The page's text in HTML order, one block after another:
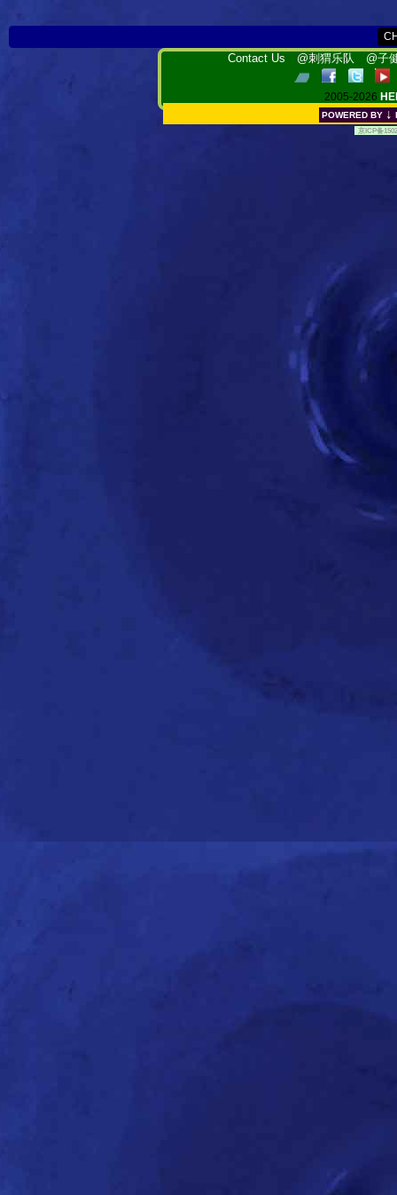
Contact Us @刺猬乐队 @子
2005-2026
POWERED BY ↓
[ 京ICP备1502